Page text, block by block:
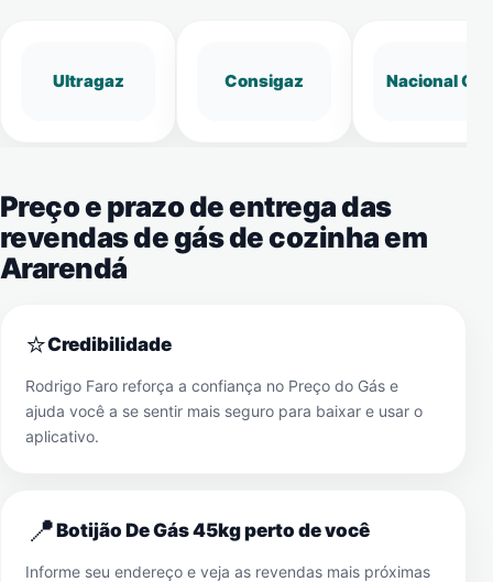
Ultragaz Consigaz Nacional Gás
Preço e prazo de entrega das
revendas de gás de cozinha em
Ararendá
⭐Credibilidade
Rodrigo Faro reforça a confiança no Preço do Gás e
ajuda você a se sentir mais seguro para baixar e usar o
aplicativo.
📍Botijão De Gás 45kg perto de você
Informe seu endereço e veja as revendas mais próximas